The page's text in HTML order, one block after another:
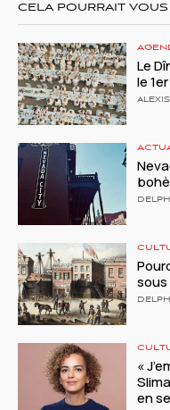
CELA POURRAIT
Le
le
sous
«
en